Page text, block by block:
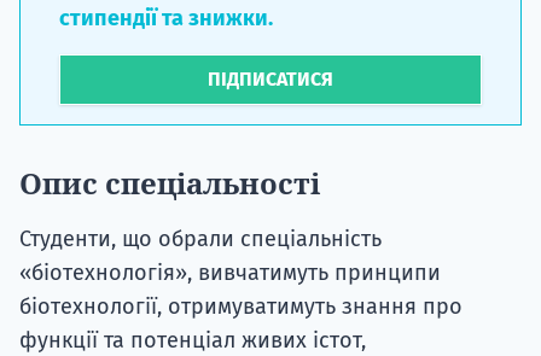
стипендії та знижки.
ПІДПИСАТИСЯ
Опис спеціальності
Студенти, що обрали спеціальність
«біотехнологія», вивчатимуть принципи
біотехнології, отримуватимуть знання про
функції та потенціал живих істот,